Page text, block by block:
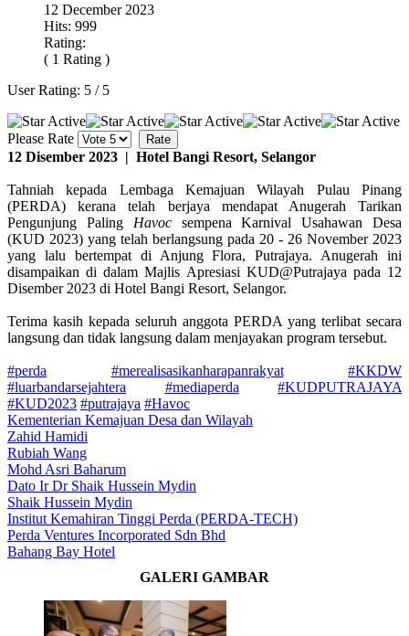
12 December 2023
Hits: 999
Rating:
( 1 Rating )
User Rating: 5 / 5
Please Rate
12 Disember 2023 | Hotel Bangi Resort, Selangor
Tahniah kepada Lembaga Kemajuan Wilayah Pulau Pinang
(PERDA) kerana telah berjaya mendapat Anugerah Tarikan
Pengunjung Paling Havoc sempena Karnival Usahawan Desa
(KUD 2023) yang telah berlangsung pada 20 - 26 November 2023
yang lalu bertempat di Anjung Flora, Putrajaya. Anugerah ini
disampaikan di dalam Majlis Apresiasi KUD@Putrajaya pada 12
Disember 2023 di Hotel Bangi Resort, Selangor.
Terima kasih kepada seluruh anggota PERDA yang terlibat secara
langsung dan tidak langsung dalam menjayakan program tersebut.
#perda #merealisasikanharapanrakyat
#KKDW
#luarbandarsejahtera
#mediaperda
#KUDPUTRAJAYA
#KUD2023 #putrajaya #Havoc
Kementerian Kemajuan Desa dan Wilayah
Zahid Hamidi
Rubiah Wang
Mohd Asri Baharum
Dato Ir Dr Shaik Hussein Mydin
Shaik Hussein Mydin
Institut Kemahiran Tinggi Perda (PERDA-TECH)
Perda Ventures Incorporated Sdn Bhd
Bahang Bay Hotel
GALERI GAMBAR